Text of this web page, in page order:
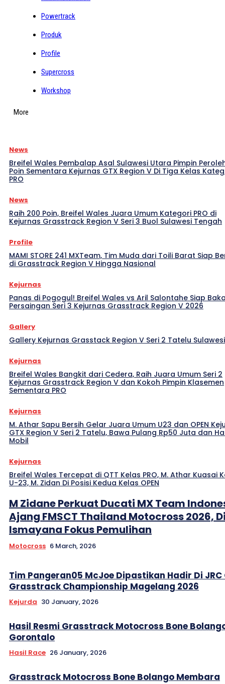
Powertrack
Produk
Profile
Supercross
Workshop
More
News
Breifel Wales Pembalap Asal Sulawesi Utara Pimpin
Poin Sementara Kejurnas GTX Region V Di Tiga Kelas
PRO
News
Raih 200 Poin, Breifel Wales Juara Umum Kategori PRO di
Kejurnas Grasstrack Region V Seri 3 Buol Sulawesi Tengah
Profile
MAMI STORE 241 MXTeam, Tim Muda dari Toili Barat Siap
di Grasstrack Region V Hingga Nasional
Kejurnas
Panas di Pogogul! Breifel Wales vs Aril Salontahe Siap
Persaingan Seri 3 Kejurnas Grasstrack Region V 2026
Gallery
Gallery Kejurnas Grasstack Region V Seri 2 Tatelu
Kejurnas
Breifel Wales Bangkit dari Cedera, Raih Juara Umum Seri 2
Kejurnas Grasstrack Region V dan Kokoh Pimpin Klasemen
Sementara PRO
Kejurnas
M. Athar Sapu Bersih Gelar Juara Umum U23 dan OPEN
GTX Region V Seri 2 Tatelu, Bawa Pulang Rp50 Juta dan
Mobil
Kejurnas
Breifel Wales Tercepat di QTT Kelas PRO, M. Athar Kuasai
U-23, M. Zidan Di Posisi Kedua Kelas OPEN
M Zidane Perkuat Ducati MX Team
Ajang FMSCT Thailand Motocross 2026,
Ismayana Fokus Pemulihan
Motocross 6 March, 2026
Tim Pangeran05 McJoe Dipastikan Hadir Di JRC
Grasstrack Championship Magelang 2026
Kejurda 30 January, 2026
Hasil Resmi Grasstrack Motocross Bone
Gorontalo
Hasil Race 26 January, 2026
Grasstrack Motocross Bone Bolango Membara